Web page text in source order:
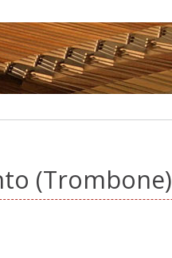
(Trombone)